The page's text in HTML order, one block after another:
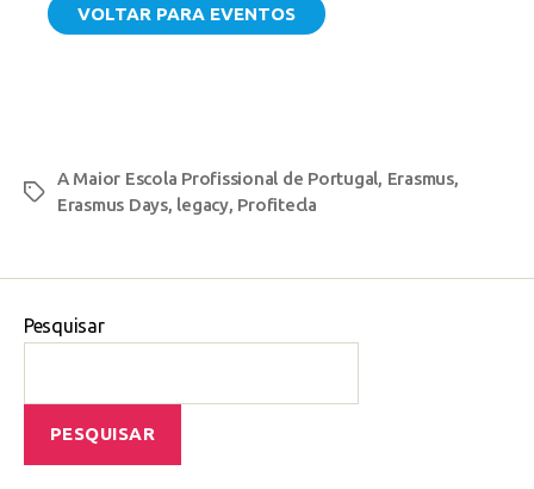
VOLTAR PARA EVENTOS
A Maior Escola Profissional de Portugal, Erasmus,
Erasmus Days, legacy, Profitecla
Pesquisar
PESQUISAR